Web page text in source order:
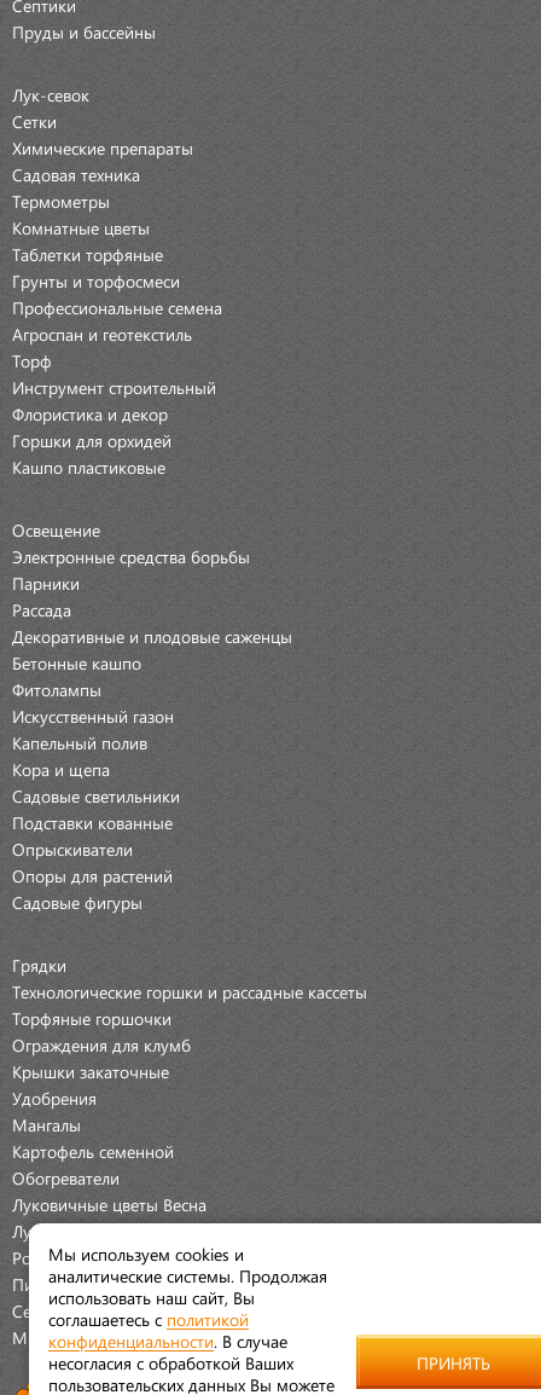
Септики
Пруды и бассейны
Лук-севок
Сетки
Химические препараты
Садовая техника
Термометры
Комнатные цветы
Таблетки торфяные
Грунты и торфосмеси
Профессиональные семена
Агроспан и геотекстиль
Торф
Инструмент строительный
Флористика и декор
Горшки для орхидей
Кашпо пластиковые
Освещение
Электронные средства борьбы
Парники
Рассада
Декоративные и плодовые саженцы
Бетонные кашпо
Фитолампы
Искусственный газон
Капельный полив
Кора и щепа
Садовые светильники
Подставки кованные
Опрыскиватели
Опоры для растений
Садовые фигуры
Грядки
Технологические горшки и рассадные кассеты
Торфяные горшочки
Ограждения для клумб
Крышки закаточные
Удобрения
Мангалы
Картофель семенной
Обогреватели
Луковичные цветы Весна
Луковичные цветы Осень
Розы
Пионы
Семена Овощей
Мраморная крошка
Мы используем cookies и
аналитические системы. Продолжая
использовать наш сайт, Вы
соглашаетесь с политикой
конфиденциальности . В случае
несогласия с обработкой Ваших
пользовательских данных Вы можете
ПРИНЯТЬ